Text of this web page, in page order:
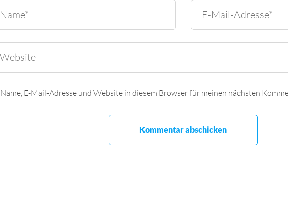
Name, E-Mail-Adresse und Website in diesem Browser für meinen nächsten